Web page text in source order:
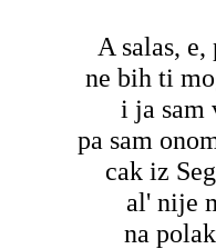
A salas,
ne bih ti
i ja sam
pa sam
cak iz
al' nije
na